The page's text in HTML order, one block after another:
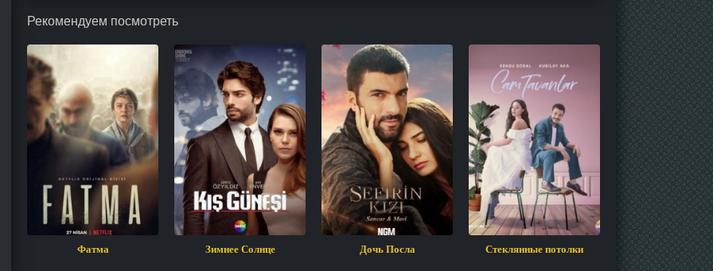
Рекомендуем посмотреть
Фатма Зимнее Солнце Дочь Посла Стеклянные потолки Ничто